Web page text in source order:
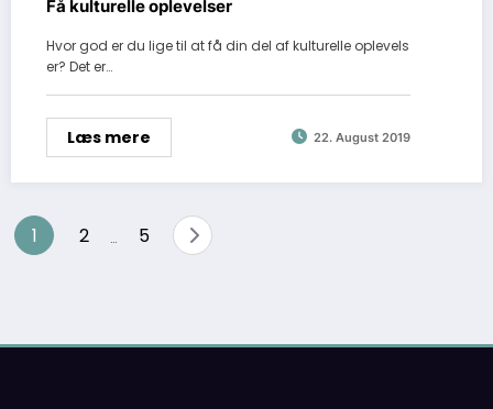
Få kulturelle oplevelser
Hvor god er du lige til at få din del af kulturelle oplevels
er? Det er…
Læs mere 22. August 2019
Navigation
1 2 5